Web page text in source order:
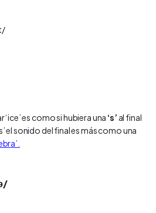
es como si hubiera una ‘s’ al final
el sonido del final es más como una